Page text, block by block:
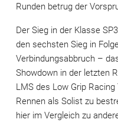
Runden betrug der
Der Sieg in der Klasse
den sechsten Sieg in
Verbindungsabbruch –
Showdown in der letzten
LMS des Low Grip
Rennen als Solist zu
hier im Vergleich zu